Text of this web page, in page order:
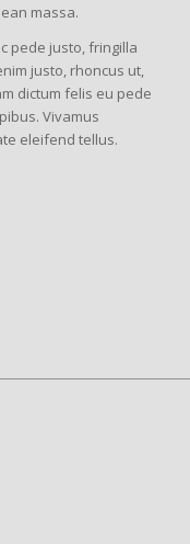
massa.
pede justo, fringilla
justo, rhoncus ut,
dictum felis eu pede
Vivamus
eleifend tellus.